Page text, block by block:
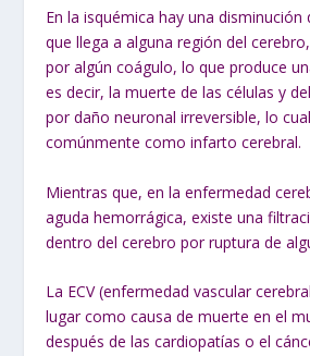
En la isquémica hay una
que llega a alguna región del
por algún coágulo, lo que produce
es decir, la muerte de las células y
por daño neuronal irreversible, lo
comúnmente como infarto cerebral.
Mientras que, en la enfermedad
aguda hemorrágica, existe una
dentro del cerebro por ruptura de
La ECV (enfermedad vascular
lugar como causa de muerte en el
después de las cardiopatías o el